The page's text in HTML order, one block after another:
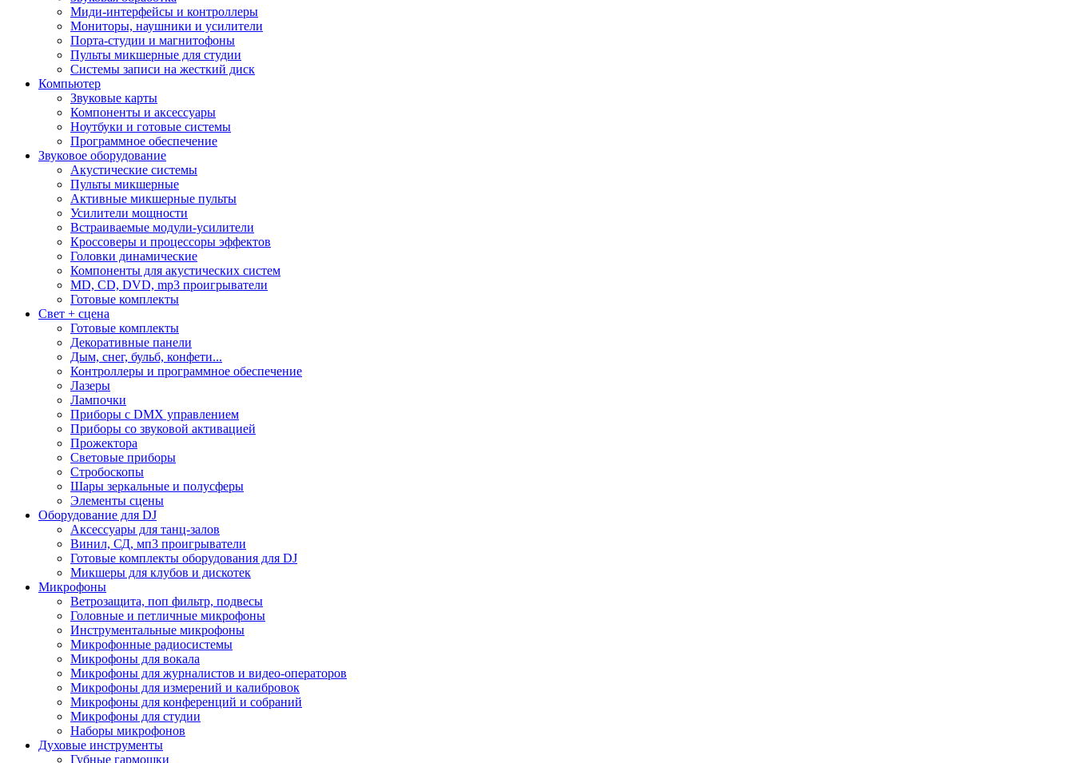
Миди-интерфейсы и контроллеры
Мониторы, наушники и усилители
Порта-студии и магнитофоны
Пульты микшерные для студии
Системы записи на жесткий диск
Компьютер
Звуковые карты
Компоненты и аксессуары
Ноутбуки и готовые системы
Программное обеспечение
Звуковое оборудование
Акустические системы
Пульты микшерные
Активные микшерные пульты
Усилители мощности
Встраиваемые модули-усилители
Кроссоверы и процессоры эффектов
Головки динамические
Компоненты для акустических систем
MD, CD, DVD, mp3 проигрыватели
Готовые комплекты
Свет + сцена
Готовые комплекты
Декоративные панели
Дым, снег, бульб, конфети...
Контроллеры и программное обеспечение
Лазеры
Лампочки
Приборы с DMX управлением
Приборы со звуковой активацией
Прожектора
Световые приборы
Стробоскопы
Шары зеркальные и полусферы
Элементы сцены
Оборудование для DJ
Аксессуары для танц-залов
Винил, СД, мп3 проигрыватели
Готовые комплекты оборудования для DJ
Микшеры для клубов и дискотек
Микрофоны
Ветрозащита, поп фильтр, подвесы
Головные и петличные микрофоны
Инструментальные микрофоны
Микрофонные радиосистемы
Микрофоны для вокала
Микрофоны для журналистов и видео-операторов
Микрофоны для измерений и калибровок
Микрофоны для конференций и собраний
Микрофоны для студии
Наборы микрофонов
Духовые инструменты
Губные гармошки